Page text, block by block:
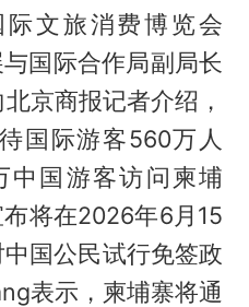
文旅消费博览会
国际合作局副局长
京商报记者介绍，
国际游客560万人
中国游客访问柬埔
将在2026年6月15
国公民试行免签政
表示，柬埔寨将通